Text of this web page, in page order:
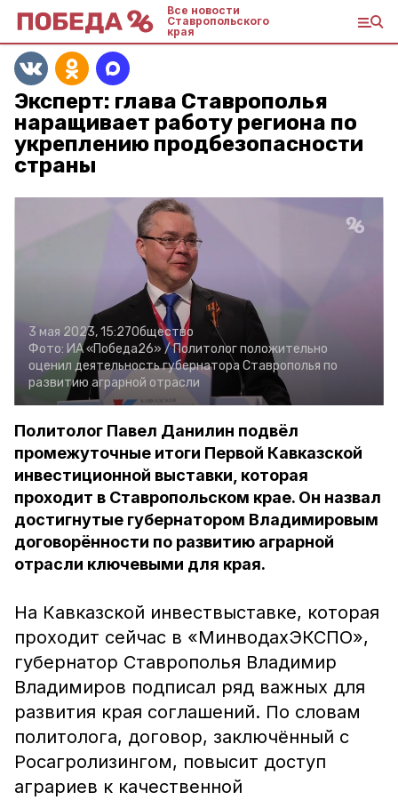
Все новости
Ставропольского
края
Эксперт: глава Ставрополья
наращивает работу региона по
укреплению продбезопасности
страны
3 мая 2023, 15:27Общество
Фото: ИА «Победа26» /Политолог положительно
оценил деятельность губернатора Ставрополья по
развитию аграрной отрасли
Политолог Павел Данилин подвёл
промежуточные итоги Первой Кавказской
инвестиционной выставки, которая
проходит в Ставропольском крае. Он назвал
достигнутые губернатором Владимировым
договорённости по развитию аграрной
отрасли ключевыми для края.
На Кавказской инвествыставке, которая
проходит сейчас в «МинводахЭКСПО»,
губернатор Ставрополья Владимир
Владимиров подписал ряд важных для
развития края соглашений. По словам
политолога, договор, заключённый с
Росагролизингом, повысит доступ
аграриев к качественной